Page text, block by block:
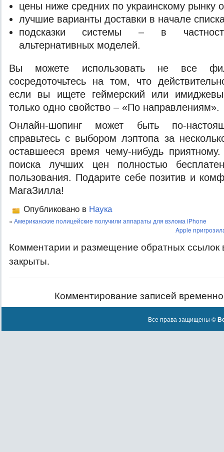
цены ниже средних по украинскому рынку
лучшие варианты доставки в начале
подсказки системы – в
альтернативных моделей.
Вы можете использовать не все
сосредоточьтесь на том, что
если вы ищете геймерский или
только одно свойство – «По направлениям».
Онлайн-шопинг может быть по-
справьтесь с выбором лэптопа за
оставшееся время чему-нибудь приятному.
поиска лучших цен полностью
пользования. Подарите себе позитив и
МагаЗилла!
Опубликовано в Наука
« Американские полицейские получили аппараты для взлома iPhone
Apple
Комментарии и размещение обратных ссылок
закрыты.
Комментирование записей
Все права защищены ©